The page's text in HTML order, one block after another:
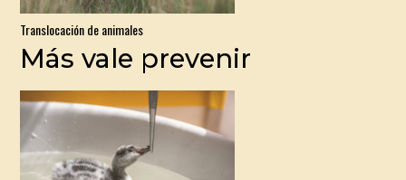
Translocación de animales
Más vale prevenir